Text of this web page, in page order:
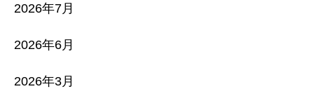
2026年7月
2026年6月
2026年3月